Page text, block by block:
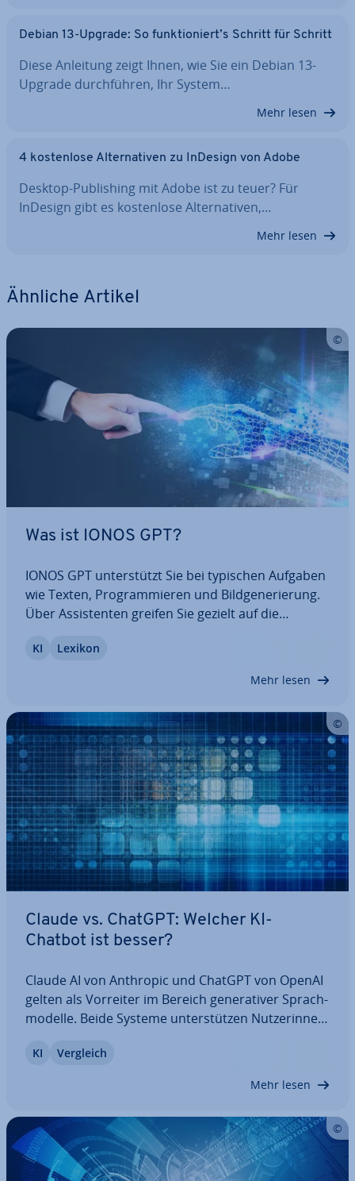
Debian 13-Upgrade: So funk­tio­niert’s Schritt für Schritt
Diese Anleitung zeigt Ihnen, wie Sie ein Debian 13-
Upgrade durch­füh­ren, Ihr System…
Mehr lesen
4 kos­ten­lo­se Al­ter­na­ti­ven zu InDesign von Adobe
Desktop-Pu­bli­shing mit Adobe ist zu teuer? Für
InDesign gibt es kos­ten­lo­se Al­ter­na­ti­ven,…
Mehr lesen
Ähnliche Artikel
Was ist IONOS GPT?
IONOS GPT un­ter­stützt Sie bei typischen Aufgaben
wie Texten, Pro­gram­mie­ren und Bild­ge­ne­rie­rung.
Über As­sis­ten­ten greifen Sie gezielt auf die
schließ­lich Re­chen­zen­tren in Deutsch­land. Ihre
KI Lexikon
Mehr lesen
Claude vs. ChatGPT: Welcher KI-
Chatbot ist besser?
Claude AI von Anthropic und ChatGPT von OpenAI
gelten als Vorreiter im Bereich ge­ne­ra­ti­ver Sprach­
mo­del­le. Beide Systeme un­ter­stüt­zen Nut­ze­rin­nen
Analyse und mehr. Wir erklären, was Claude vs.
KI Vergleich
Mehr lesen